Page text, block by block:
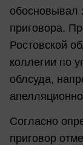
обосновывал
приговора.
Ростовской
коллегии по
облсуда,
Согласно
приговор